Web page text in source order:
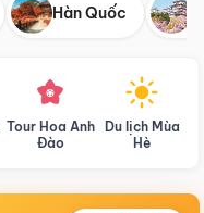
Hàn Quốc
Tour Hoa Anh
Đào
Du lịch Mùa
Hè